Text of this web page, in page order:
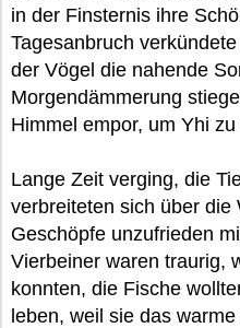
in der Finsternis ihre
Tagesanbruch
der Vögel die nahende
Morgendämmerung
Himmel empor, um Yhi
Lange Zeit verging, die
verbreiteten sich über die
Geschöpfe unzufrieden
Vierbeiner waren traurig,
konnten, die Fische
leben, weil sie das